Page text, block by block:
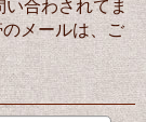
合わされてま
メールは、ご